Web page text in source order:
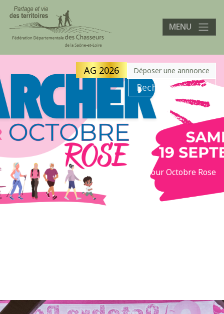
MENU
AG 2026 Déposer une annnonce
Accueil Marcher Pour Octobre Rose